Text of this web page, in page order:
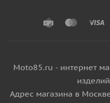
Moto85.ru - интернет
Адрес магазина в